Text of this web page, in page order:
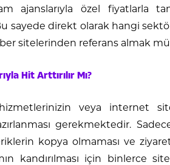
ajanslarıyla özel fiyatlarla
sayede direkt olarak hangi
sitelerinden referans almak
Hit Arttırılır Mı?
veya internet
gerekmektedir.
kopya olmaması ve
kandırılması için binlerce